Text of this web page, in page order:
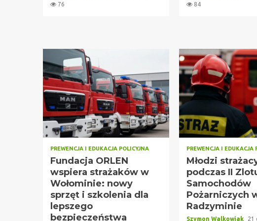
76
84
PREWENCJA I EDUKACJA POLICYJNA
Fundacja ORLEN
wspiera strażaków w
Wołominie: nowy
sprzęt i szkolenia dla
lepszego
bezpieczeństwa
PREWENCJA I EDUKACJA
Młodzi
podczas II
Samochodów
Pożarniczych
Radzyminie
Szymon Walkowiak 21